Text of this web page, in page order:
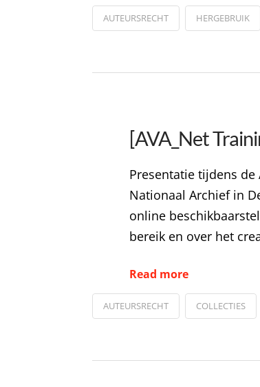
AUTEURSRECHT HERGEBRUIK
[AVA_Net
Presentatie tijdens
Nationaal Archief in
online
bereik en over het
Read more
AUTEURSRECHT COLLECTIES